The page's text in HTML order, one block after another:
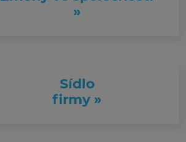
»
Sídlo
firmy »